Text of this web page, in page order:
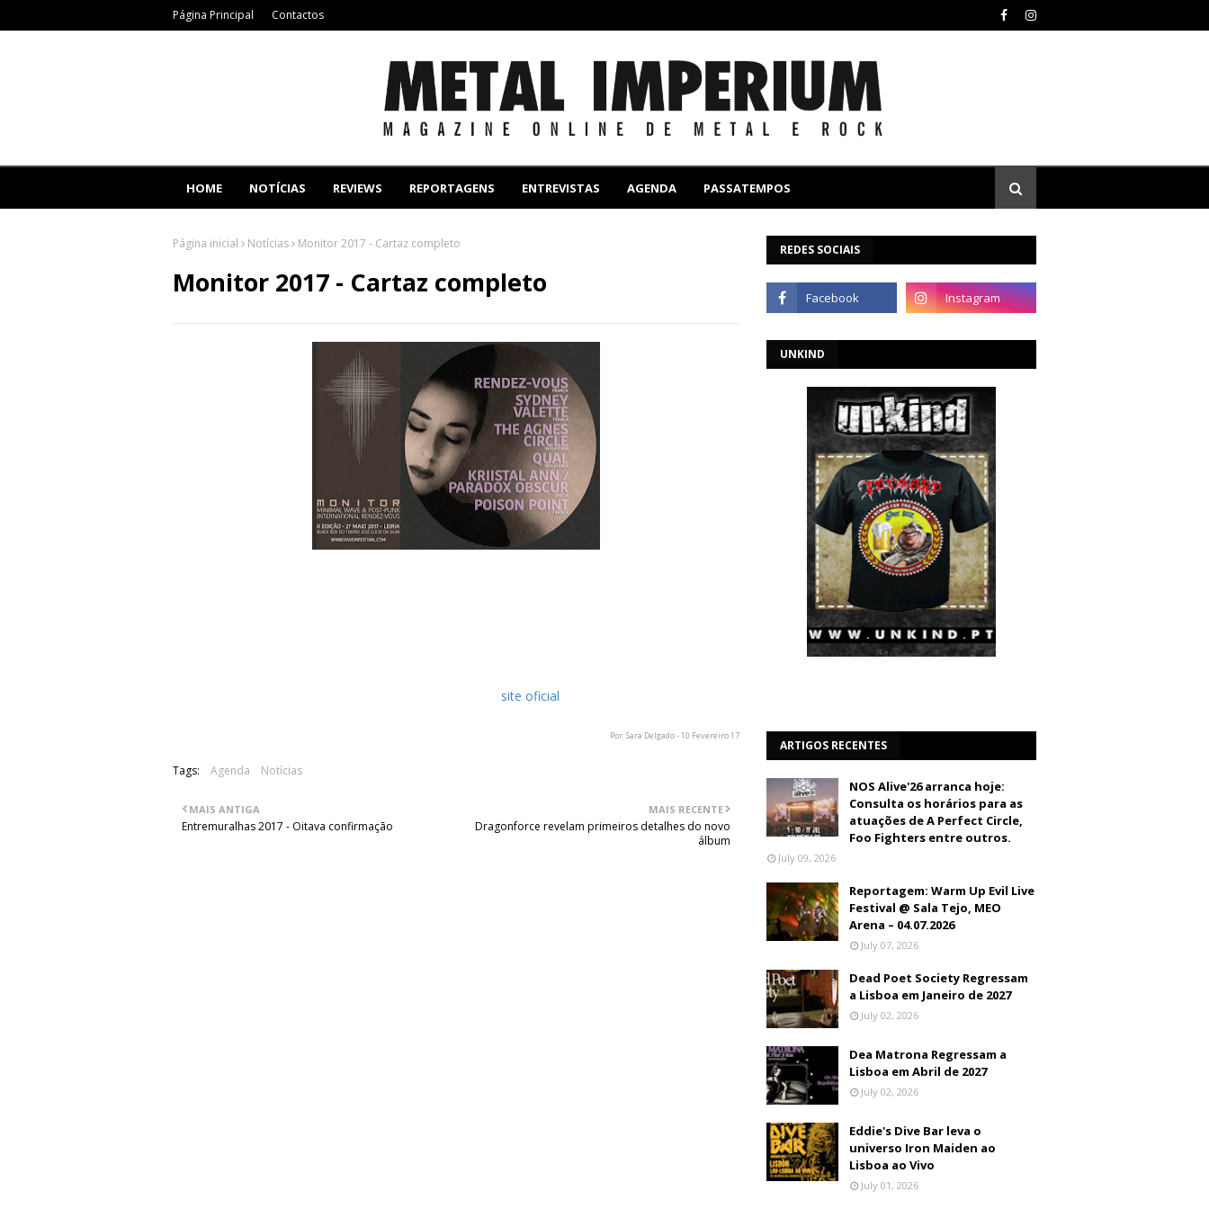
Página Principal Contactos
HOME NOTÍCIAS REVIEWS REPORTAGENS ENTREVISTAS AGENDA PASSATEMPOS
Página inicial Notícias Monitor 2017 - Cartaz completo
Monitor 2017 - Cartaz completo
site oficial
Por: Sara Delgado - 10 Fevereiro 17
Tags: Agenda Notícias
MAIS RECENTE
Dragonforce revelam primeiros detalhes do novo
álbum
MAIS ANTIGA
Entremuralhas 2017 - Oitava confirmação
REDES SOCIAIS
UNKIND
ARTIGOS RECENTES
NOS Alive'26 arranca hoje:
Consulta os horários para as
atuações de A Perfect Circle,
Foo Fighters entre outros.
July 09, 2026
Reportagem: Warm Up Evil Live
Festival @ Sala Tejo, MEO
Arena – 04.07.2026
July 07, 2026
Dead Poet Society Regressam
a Lisboa em Janeiro de 2027
July 02, 2026
Dea Matrona Regressam a
Lisboa em Abril de 2027
July 02, 2026
Eddie's Dive Bar leva o
universo Iron Maiden ao
Lisboa ao Vivo
July 01, 2026